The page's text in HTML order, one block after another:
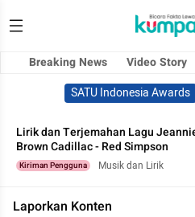
Breaking News Video Story
SATU Indonesia Awards
Lirik dan Terjemahan Lagu
Brown Cadillac - Red Simpson
Kiriman Pengguna Musik dan Lirik
Laporkan Konten